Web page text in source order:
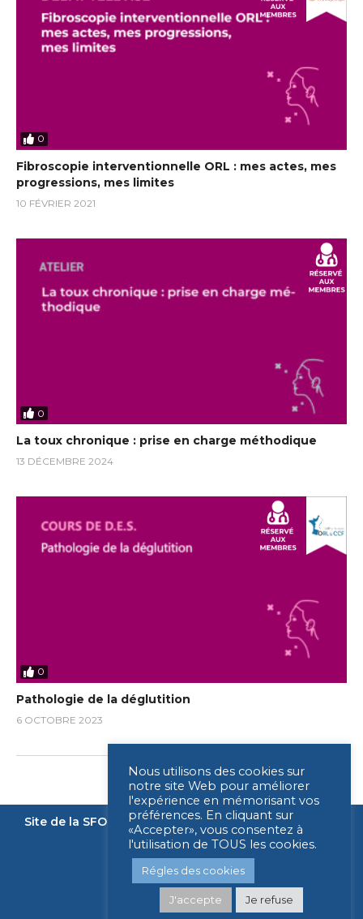
0
Fibroscopie interventionnelle ORL : mes actes, mes
progressions, mes limites
10 FÉVRIER 2021
0
La toux chronique : prise en charge méthodique
13 DÉCEMBRE 2024
0
Pathologie de la déglutition
6 OCTOBRE 2023
Site de la SFORL Nous contacter Mentions légales
Légende
Nous utilisons des cookies sur
notre site Web pour améliorer
l'expérience en mémorisant vos
préférences. En cliquant sur
«Accepter», vous consentez à
l'utilisation de TOUS les cookies.
Régles des cookies
J'accepte Je refuse